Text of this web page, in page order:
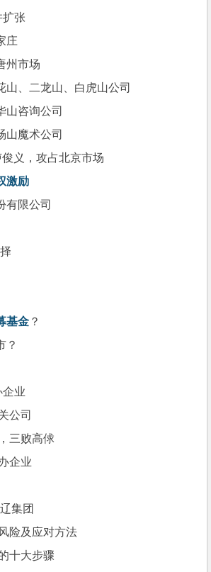
扩张
庄
州市场
山、二龙山、白虎山公司
山咨询公司
山魔术公司
俊义，攻占北京市场
激励
有限公司
择
基金 ？
？
企业
公司
三败高俅
企业
集团
险及应对方法
十大步骤